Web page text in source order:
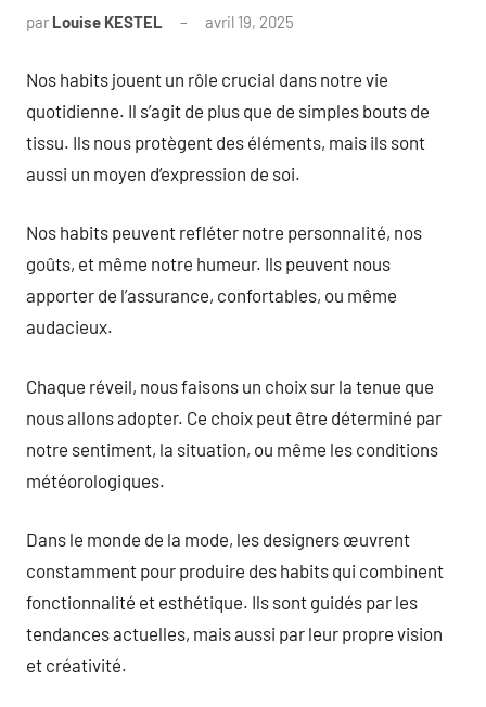
par Louise KESTEL avril 19, 2025
Nos habits jouent un rôle crucial dans notre vie
quotidienne. Il s’agit de plus que de simples bouts de
tissu. Ils nous protègent des éléments, mais ils sont
aussi un moyen d’expression de soi.
Nos habits peuvent refléter notre personnalité, nos
goûts, et même notre humeur. Ils peuvent nous
apporter de l’assurance, confortables, ou même
audacieux.
Chaque réveil, nous faisons un choix sur la tenue que
nous allons adopter. Ce choix peut être déterminé par
notre sentiment, la situation, ou même les conditions
météorologiques.
Dans le monde de la mode, les designers œuvrent
constamment pour produire des habits qui combinent
fonctionnalité et esthétique. Ils sont guidés par les
tendances actuelles, mais aussi par leur propre vision
et créativité.